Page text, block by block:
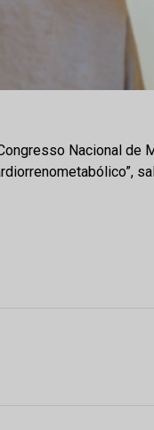
Nacional de